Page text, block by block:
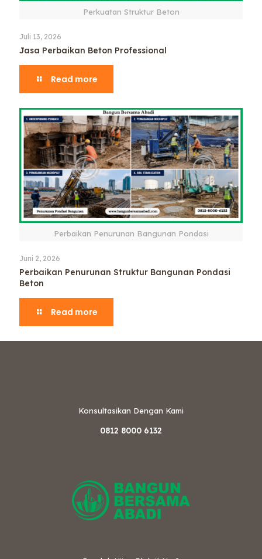
Perkuatan Struktur Beton
Juli 13, 2026
Jasa Perbaikan Beton Professional
Read more
Perbaikan Penurunan Bangunan Pondasi
Juni 2, 2026
Perbaikan Penurunan Struktur Bangunan Pondasi
Beton
Read more
Konsultasikan Dengan Kami
0812 8000 6132